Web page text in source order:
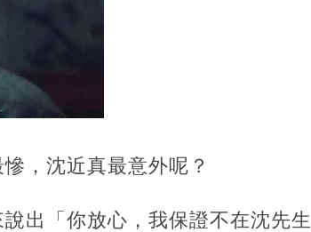
，沈近真最意外呢？
出「你放心，我保證不在沈先生